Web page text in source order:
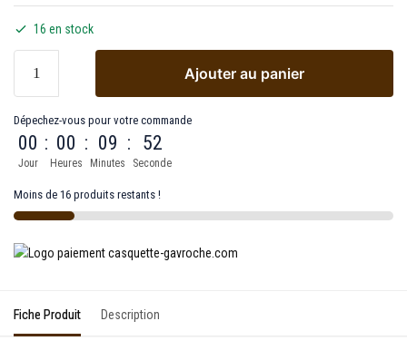
16 en stock
Ajouter au panier
Dépechez-vous pour votre commande
00
Jour
: 00
Heures
: 09
Minutes
: 52
Seconde
Moins de 16 produits restants !
Fiche Produit Description